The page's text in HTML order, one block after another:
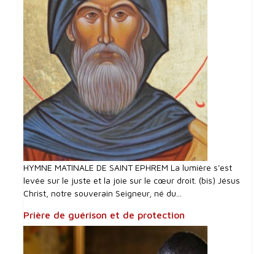
HYMNE MATINALE DE SAINT EPHREM La lumière s'est
levée sur le juste et la joie sur le cœur droit. (bis) Jésus
Christ, notre souverain Seigneur, né du...
Prière de guérison et de protection